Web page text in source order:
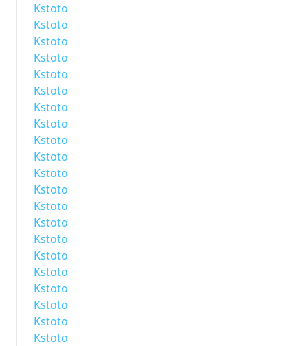
Kstoto
Kstoto
Kstoto
Kstoto
Kstoto
Kstoto
Kstoto
Kstoto
Kstoto
Kstoto
Kstoto
Kstoto
Kstoto
Kstoto
Kstoto
Kstoto
Kstoto
Kstoto
Kstoto
Kstoto
Kstoto